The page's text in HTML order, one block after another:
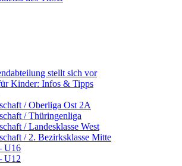
stellt sich vor
Kinder: Infos & Tipps
/ Oberliga Ost 2A
/ Thüringenliga
/ Landesklasse West
/ 2. Bezirksklasse Mitte
U16
U12